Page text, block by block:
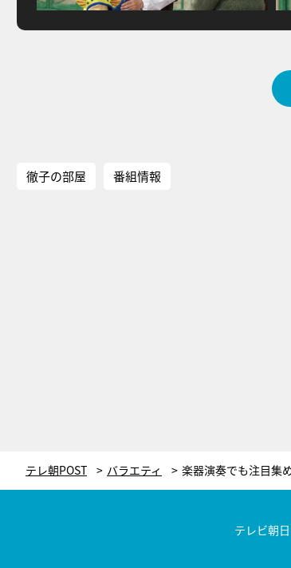
徹子の部屋 番組情報
テレ朝POST バラエティ
テレビ朝日